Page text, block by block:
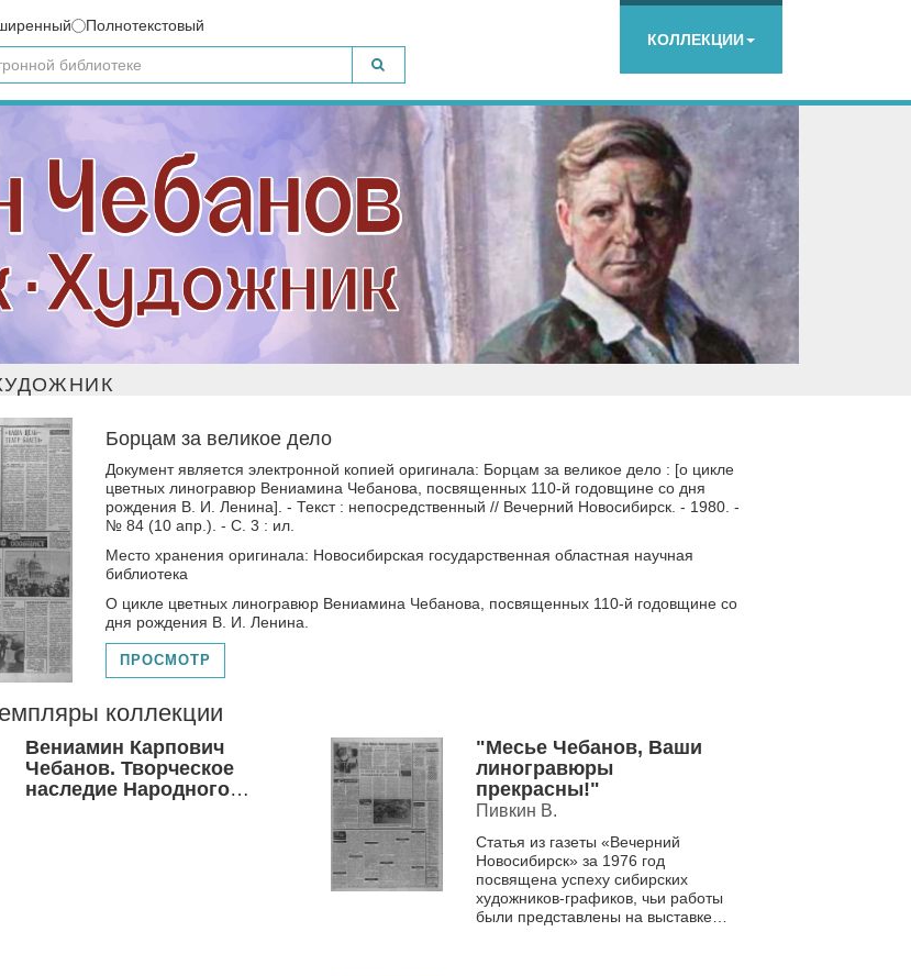
Полнотекстовый
КОЛЛЕКЦИИ
Борцам за великое дело
Документ является электронной копией оригинала: Борцам за великое дело : [о цикле
цветных линогравюр Вениамина Чебанова, посвященных 110-й годовщине со дня
рождения В. И. Ленина]. - Текст : непосредственный // Вечерний Новосибирск. - 1980. -
№ 84 (10 апр.). - С. 3 : ил.
Место хранения оригинала: Новосибирская государственная областная научная
библиотека
О цикле цветных линогравюр Вениамина Чебанова, посвященных 110-й годовщине со
дня рождения В. И. Ленина.
ПРОСМОТР
коллекции
Вениамин Карпович
Чебанов. Творческое
наследие Народного
"Месье Чебанов, Ваши
линогравюры
прекрасны!"
Пивкин В.
Статья из газеты «Вечерний
Новосибирск» за 1976 год
посвящена успеху сибирских
художников-графиков, чьи работы
были представлены на выставке